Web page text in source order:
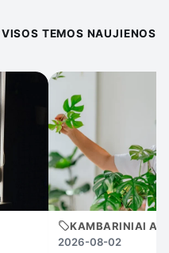
VISOS TEMOS NAUJIENOS
KAMBARINIAI
2026-08-02